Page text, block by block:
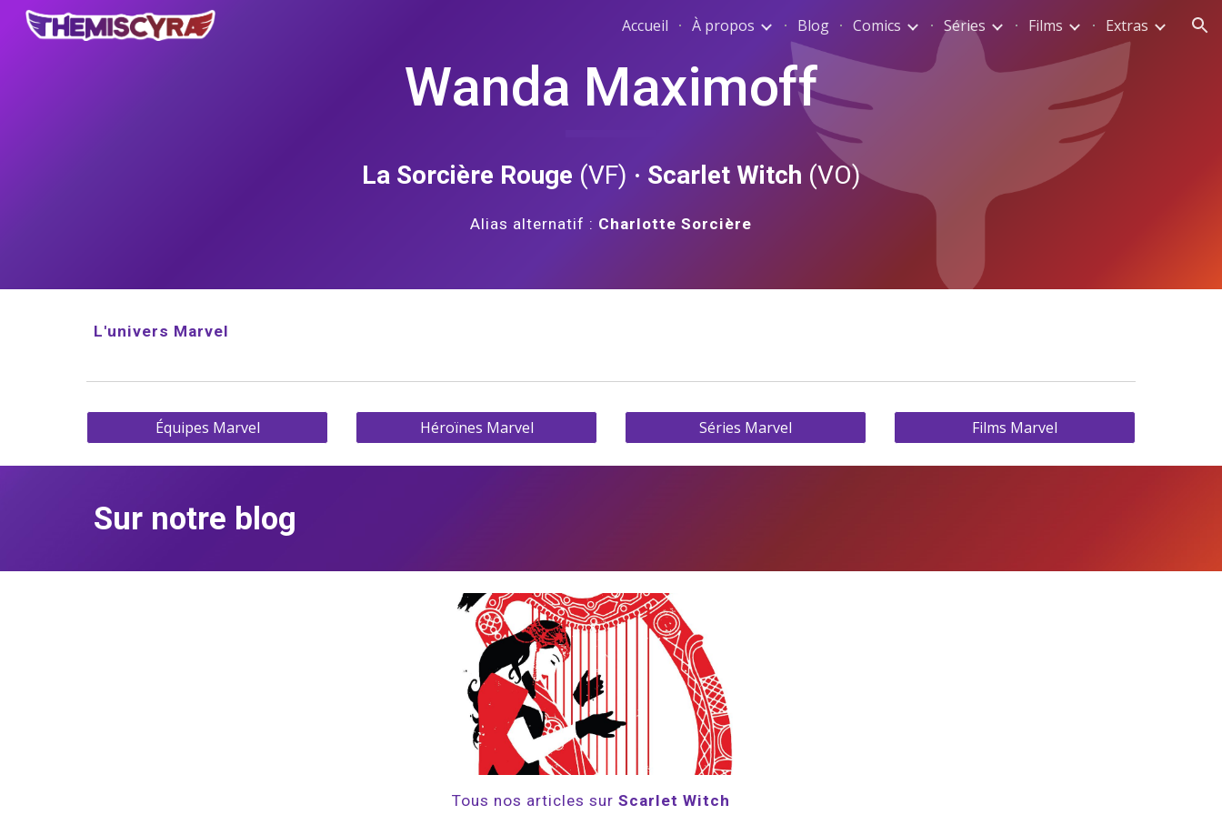
Skip to navigation
Accueil À propos Blog Comics Séries Films Extras
Wanda Maximoff
La Sorcière Rouge (VF) · Scarlet Witch (VO)
Alias alternatif : Charlotte Sorcière
L'univers Marvel
Équipes Marvel Héroïnes Marvel Séries Marvel Films Marvel
Sur notre blog
Tous nos articles sur Scarlet Witch